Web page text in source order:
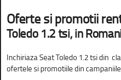
Oferte si promotii
Toledo 1.2 tsi, in
Inchiriaza Seat Toledo 1.2 tsi din
ofertele si promotiile din